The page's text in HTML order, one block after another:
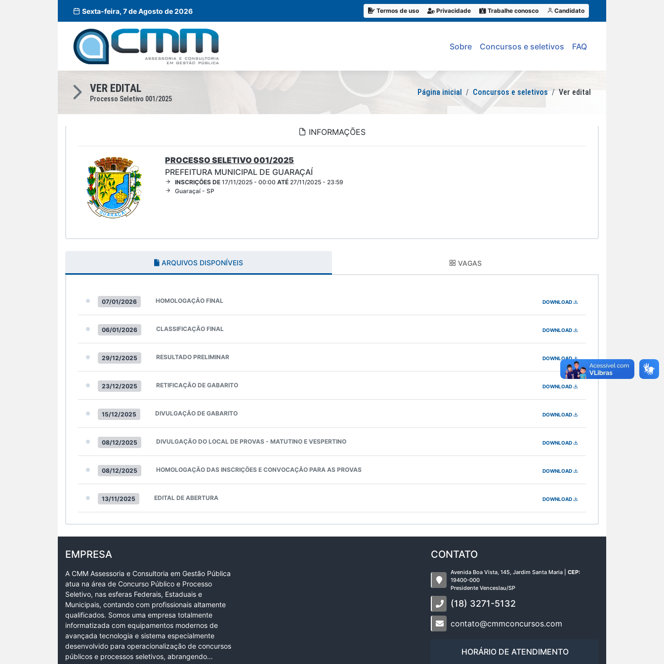
Sexta-feira, 7 de Agosto de 2026 Termos de uso Privacidade Trabalhe conosco Candidato
Sobre Concursos e seletivos FAQ
VER EDITAL
Processo Seletivo 001/2025
Página inicial Concursos e seletivos Ver edital
INFORMAÇÕES
PROCESSO SELETIVO 001/2025
PREFEITURA MUNICIPAL DE GUARAÇAÍ
INSCRIÇÕES DE 17/11/2025 - 00:00ATÉ 27/11/2025 - 23:59
Guaraçaí - SP
ARQUIVOS DISPONÍVEIS VAGAS
07/01/2026 HOMOLOGAÇÃO FINAL DOWNLOAD
06/01/2026 CLASSIFICAÇÃO FINAL DOWNLOAD
29/12/2025 RESULTADO PRELIMINAR DOWNLOAD
23/12/2025 RETIFICAÇÃO DE GABARITO DOWNLOAD
15/12/2025 DIVULGAÇÃO DE GABARITO DOWNLOAD
08/12/2025 DIVULGAÇÃO DO LOCAL DE PROVAS - MATUTINO E VESPERTINO DOWNLOAD
08/12/2025 HOMOLOGAÇÃO DAS INSCRIÇÕES E CONVOCAÇÃO PARA AS PROVAS DOWNLOAD
13/11/2025 EDITAL DE ABERTURA DOWNLOAD
EMPRESA
A CMM Assessoria e Consultoria em Gestão Pública
atua na área de Concurso Público e Processo
Seletivo, nas esferas Federais, Estaduais e
Municipais, contando com profissionais altamente
qualificados. Somos uma empresa totalmente
informatizada com equipamentos modernos de
avançada tecnologia e sistema especialmente
desenvolvido para operacionalização de concursos
públicos e processos seletivos, abrangendo…
CONTATO
Avenida Boa Vista, 145, Jardim Santa Maria | CEP:
19400-000
Presidente Venceslau/SP
(18) 3271-5132
contato@cmmconcursos.com
HORÁRIO DE ATENDIMENTO